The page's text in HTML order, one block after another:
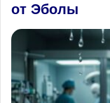
от Эболы